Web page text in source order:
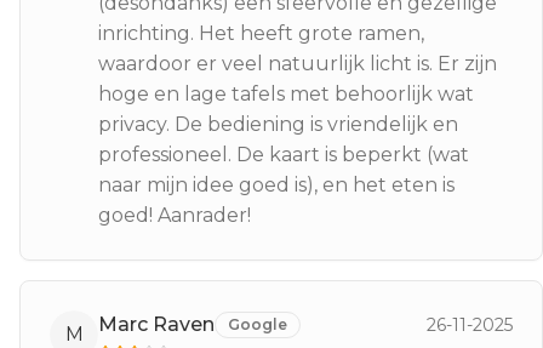
inrichting. Het heeft grote ramen,
waardoor er veel natuurlijk licht is. Er zijn
hoge en lage tafels met behoorlijk wat
privacy. De bediening is vriendelijk en
professioneel. De kaart is beperkt (wat
naar mijn idee goed is), en het eten is
goed! Aanrader!
M Marc Raven Google 26-11-2025